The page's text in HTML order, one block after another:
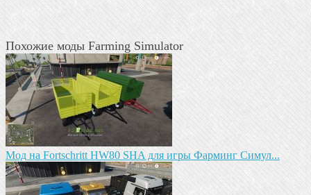
Похожие моды Farming Simulator
Mод на Fortschritt HW80 SHA для игры Фарминг Симул...